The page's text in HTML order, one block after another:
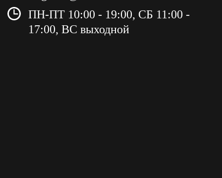
ПН-ПТ 10:00 - 19:00, СБ 11:00 -
17:00, ВС выходной